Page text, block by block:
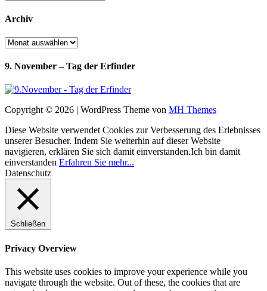
Archiv
Archiv
9. November – Tag der Erfinder
Copyright © 2026 | WordPress Theme von MH Themes
Diese Website verwendet Cookies zur Verbesserung des Erlebnisses
unserer Besucher. Indem Sie weiterhin auf dieser Website
navigieren, erklären Sie sich damit einverstanden.Ich bin damit
einverstanden Erfahren Sie mehr...
Datenschutz
Schließen
Privacy Overview
This website uses cookies to improve your experience while you
navigate through the website. Out of these, the cookies that are